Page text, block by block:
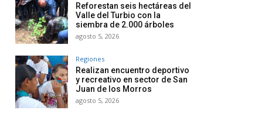
Reforestan seis hectáreas del
Valle del Turbio con la
siembra de 2.000 árboles
agosto 5, 2026
Regiones
Realizan encuentro deportivo
y recreativo en sector de San
Juan de los Morros
agosto 5, 2026